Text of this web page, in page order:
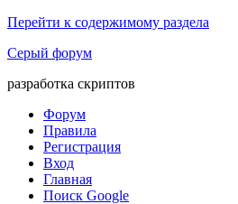
Перейти к содержимому раздела
Серый форум
разработка скриптов
Форум
Правила
Регистрация
Вход
Главная
Поиск Google